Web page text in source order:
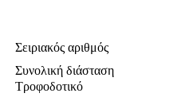
Σειριακός αριθμός
Συνολική διάσταση
Τροφοδοτικό